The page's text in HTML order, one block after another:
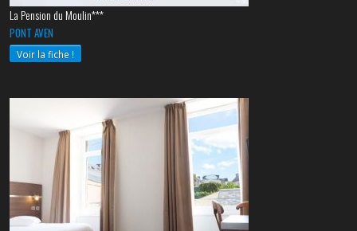
La Pension du Moulin***
PONT AVEN
Voir la fiche !